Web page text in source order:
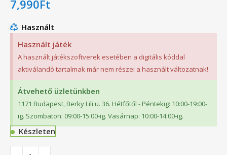
7,990Ft
Használt
Használt játék
A használt játékszoftverek esetében a digitális kóddal
aktiválandó tartalmak már nem részei a használt változatnak!
Átvehető üzletünkben
1171 Budapest, Berky Lili u. 36. Hétfőtől - Péntekig: 10:00-19:00-
ig. Szombaton: 09:00-15:00-ig. Vasárnap: 10:00-14:00-ig.
Készleten